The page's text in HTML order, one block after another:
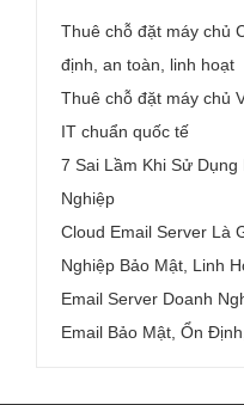
Thuê chỗ đặt máy chủ
định, an toàn, linh hoạt
Thuê chỗ đặt máy chủ
IT chuẩn quốc tế
7 Sai Lầm Khi Sử Dụng
Nghiệp
Cloud Email Server Là
Nghiệp Bảo Mật, Linh
Email Server Doanh
Email Bảo Mật, Ổn